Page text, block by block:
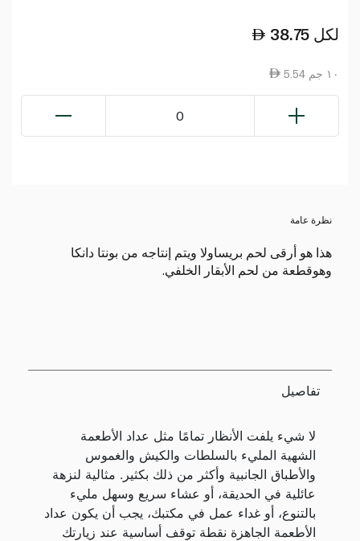
38.75 لكل
5.54 ١٠ جم
0
نظرة عامة
هذا هو أرقى لحم بريساولا ويتم إنتاجه من بونتا دانكا
وهوقطعة من لحم الأبقار الخلفي.
تفاصيل
لا شيء يلفت الأنظار تمامًا مثل عداد الأطعمة
الشهية المليء بالسلطات والكيش والغموس
والأطباق الجانبية وأكثر من ذلك بكثير. مثالية لنزهة
عائلية في الحديقة، أو عشاء سريع وسهل مليء
بالتنوع، أو غداء عمل في مكتبك، يجب أن يكون عداد
الأطعمة الجاهزة نقطة توقف أساسية عند زيارتك